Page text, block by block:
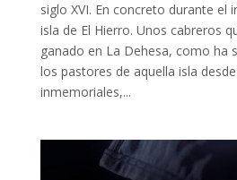
siglo XVI. En concreto durante el
isla de El Hierro. Unos cabreros
ganado en La Dehesa, como ha
los pastores de aquella isla
inmemoriales,...